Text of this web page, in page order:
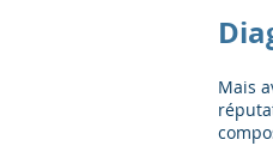
Mais